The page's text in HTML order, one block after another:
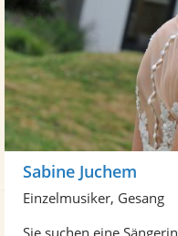
Sabine Juchem
Einzelmusiker, Gesang
Sie suchen eine